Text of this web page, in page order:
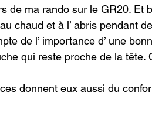
de ma rando sur le GR20. Et
chaud et à l’ abris pendant
de l’ importance d’ une
qui reste proche de la tête.
donnent eux aussi du